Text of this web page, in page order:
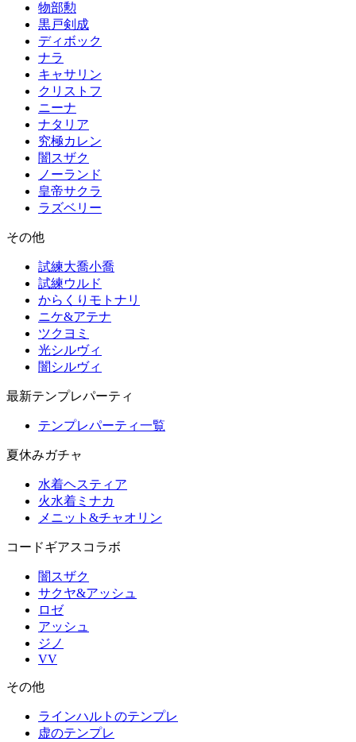
物部勲
黒戸剣成
ディボック
ナラ
キャサリン
クリストフ
ニーナ
ナタリア
究極カレン
闇スザク
ノーランド
皇帝サクラ
ラズベリー
その他
試練大喬小喬
試練ウルド
からくりモトナリ
ニケ&アテナ
ツクヨミ
光シルヴィ
闇シルヴィ
最新テンプレパーティ
テンプレパーティ一覧
夏休みガチャ
水着ヘスティア
火水着ミナカ
メニット&チャオリン
コードギアスコラボ
闇スザク
サクヤ&アッシュ
ロゼ
アッシュ
ジノ
VV
その他
ラインハルトのテンプレ
虚のテンプレ